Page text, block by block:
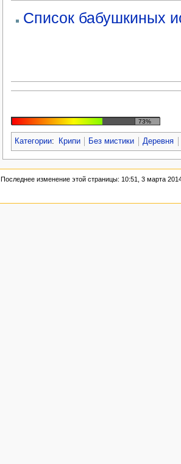
Список бабушкиных
73%
Категории: Крипи Без мистики Деревня
Последнее изменение этой страницы: 10:51, 3 марта